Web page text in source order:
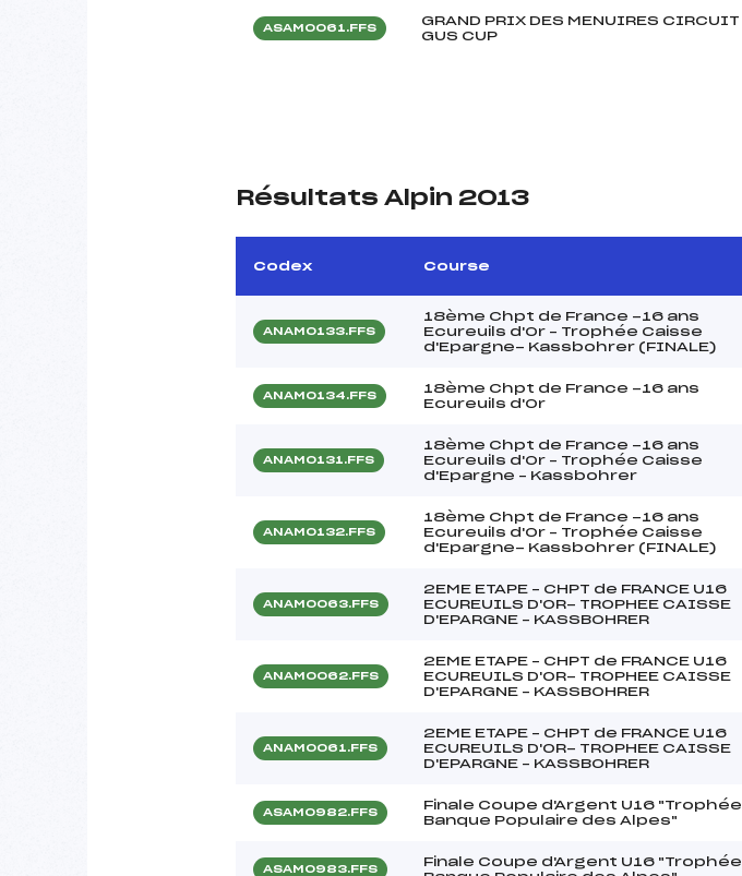
ASAM0061.FFS
GRAND PRIX DES MENUIRES CIRCUIT
GUS CUP
Résultats Alpin 2013
Codex Course
ANAM0133.FFS
18ème Chpt de France -16 ans
Ecureuils d'Or – Trophée Caisse
d'Epargne- Kassbohrer (FINALE)
ANAM0134.FFS
18ème Chpt de France -16 ans
Ecureuils d'Or
ANAM0131.FFS
18ème Chpt de France -16 ans
Ecureuils d'Or – Trophée Caisse
d'Epargne – Kassbohrer
ANAM0132.FFS
18ème Chpt de France -16 ans
Ecureuils d'Or – Trophée Caisse
d'Epargne- Kassbohrer (FINALE)
ANAM0063.FFS
2EME ETAPE – CHPT de FRANCE U16
ECUREUILS D'OR- TROPHEE CAISSE
D'EPARGNE – KASSBOHRER
ANAM0062.FFS
2EME ETAPE – CHPT de FRANCE U16
ECUREUILS D'OR- TROPHEE CAISSE
D'EPARGNE – KASSBOHRER
ANAM0061.FFS
2EME ETAPE – CHPT de FRANCE U16
ECUREUILS D'OR- TROPHEE CAISSE
D'EPARGNE – KASSBOHRER
ASAM0982.FFS
Finale Coupe d'Argent U16 "Trophée
Banque Populaire des Alpes"
ASAM0983.FFS
Finale Coupe d'Argent U16 "Trophée